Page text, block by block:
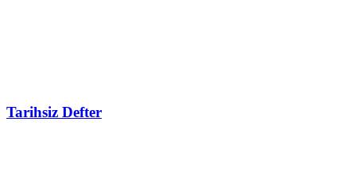
Tarihsiz Defter